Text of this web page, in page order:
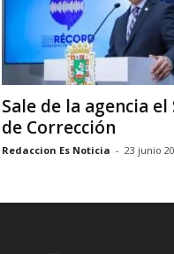
Sale de la agencia
de Corrección
Redaccion Es Noticia - 23 junio